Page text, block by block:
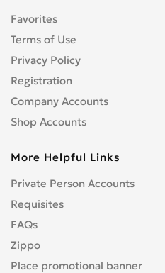
Favorites
Terms of Use
Privacy Policy
Registration
Company Accounts
Shop Accounts
More Helpful Links
Private Person Accounts
Requisites
FAQs
Zippo
Place promotional banner